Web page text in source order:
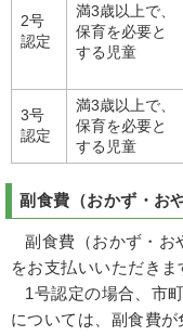
2号
認定
満3歳以上で、
保育を必要と
する児童
3号
認定
満3歳以上で、
保育を必要と
する児童
副食費（おかず・お
副食費（おかず・お
をお支払いいただきま
1号認定の場合、市
については、副食費が